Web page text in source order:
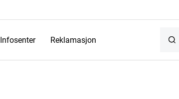
Infosenter Reklamasjon